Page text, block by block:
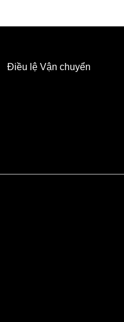
Điều lệ Vận chuyển